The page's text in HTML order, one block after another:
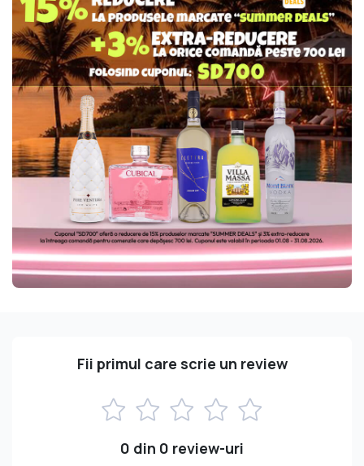
Fii primul care scrie un review
0 din 0 review-uri